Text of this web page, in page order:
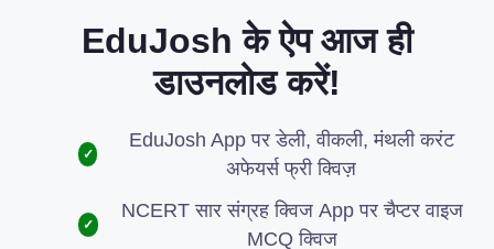
EduJosh के ऐप आज ही
डाउनलोड करें!
✓
EduJosh App पर डेली, वीकली, मंथली करंट
अफेयर्स फ्री क्विज़
✓
NCERT सार संग्रह क्विज App पर चैप्टर वाइज
MCQ क्विज